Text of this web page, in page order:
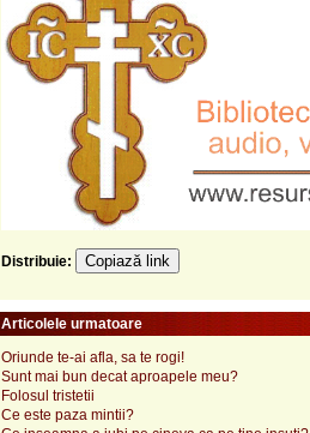
Distribuie: Copiază link
Articolele urmatoare
Oriunde te-ai afla, sa te rogi!
Sunt mai bun decat aproapele meu?
Folosul tristetii
Ce este paza mintii?